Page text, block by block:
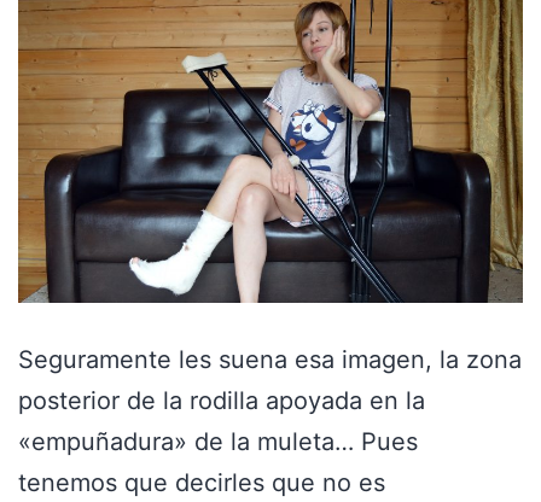
Seguramente les suena esa imagen, la zona
posterior de la rodilla apoyada en la
«empuñadura» de la muleta… Pues
tenemos que decirles que no es